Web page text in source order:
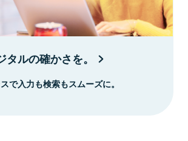
ルの確かさを。
で入力も検索もスムーズに。